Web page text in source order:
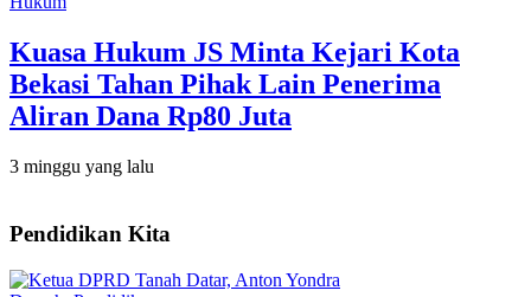
Kuasa Hukum JS Minta Kejari Kota
Bekasi Tahan Pihak Lain Penerima
Aliran Dana Rp80 Juta
3 minggu yang lalu
Pendidikan Kita